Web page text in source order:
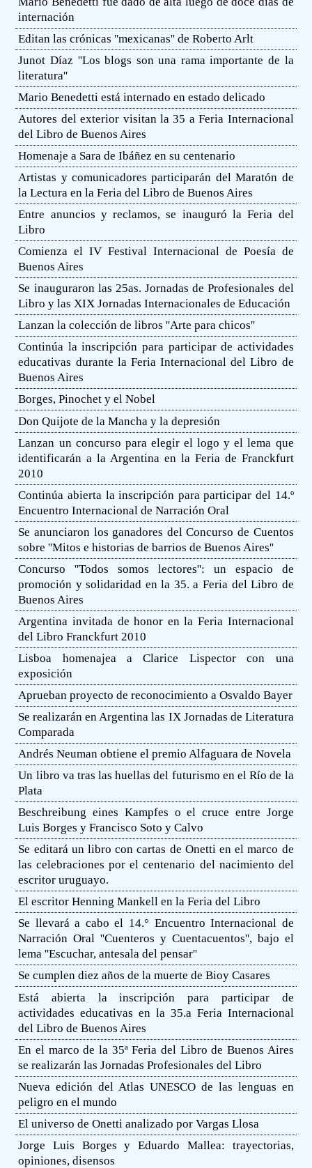
internación
Editan las crónicas ''mexicanas'' de Roberto Arlt
Junot Díaz ''Los blogs son una rama importante de la
literatura''
Mario Benedetti está internado en estado delicado
Autores del exterior visitan la 35 a Feria Internacional
del Libro de Buenos Aires
Homenaje a Sara de Ibáñez en su centenario
Artistas y comunicadores participarán del Maratón de
la Lectura en la Feria del Libro de Buenos Aires
Entre anuncios y reclamos, se inauguró la Feria del
Libro
Comienza el IV Festival Internacional de Poesía de
Buenos Aires
Se inauguraron las 25as. Jornadas de Profesionales del
Libro y las XIX Jornadas Internacionales de Educación
Lanzan la colección de libros ''Arte para chicos''
Continúa la inscripción para participar de actividades
educativas durante la Feria Internacional del Libro de
Buenos Aires
Borges, Pinochet y el Nobel
Don Quijote de la Mancha y la depresión
Lanzan un concurso para elegir el logo y el lema que
identificarán a la Argentina en la Feria de Franckfurt
2010
Continúa abierta la inscripción para participar del 14.º
Encuentro Internacional de Narración Oral
Se anunciaron los ganadores del Concurso de Cuentos
sobre ''Mitos e historias de barrios de Buenos Aires''
Concurso ''Todos somos lectores'': un espacio de
promoción y solidaridad en la 35. a Feria del Libro de
Buenos Aires
Argentina invitada de honor en la Feria Internacional
del Libro Franckfurt 2010
Lisboa homenajea a Clarice Lispector con una
exposición
Aprueban proyecto de reconocimiento a Osvaldo Bayer
Se realizarán en Argentina las IX Jornadas de Literatura
Comparada
Andrés Neuman obtiene el premio Alfaguara de Novela
Un libro va tras las huellas del futurismo en el Río de la
Plata
Beschreibung eines Kampfes o el cruce entre Jorge
Luis Borges y Francisco Soto y Calvo
Se editará un libro con cartas de Onetti en el marco de
las celebraciones por el centenario del nacimiento del
escritor uruguayo.
El escritor Henning Mankell en la Feria del Libro
Se llevará a cabo el 14.° Encuentro Internacional de
Narración Oral ''Cuenteros y Cuentacuentos'', bajo el
lema ''Escuchar, antesala del pensar''
Se cumplen diez años de la muerte de Bioy Casares
Está abierta la inscripción para participar de
actividades educativas en la 35.a Feria Internacional
del Libro de Buenos Aires
En el marco de la 35ª Feria del Libro de Buenos Aires
se realizarán las Jornadas Profesionales del Libro
Nueva edición del Atlas UNESCO de las lenguas en
peligro en el mundo
El universo de Onetti analizado por Vargas Llosa
Jorge Luis Borges y Eduardo Mallea: trayectorias,
opiniones, disensos